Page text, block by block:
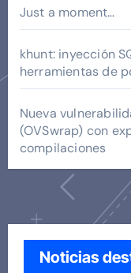
Just a moment…
khunt: inyección
herramientas de
Nueva
(OVSwrap) con
compilaciones
Noticias